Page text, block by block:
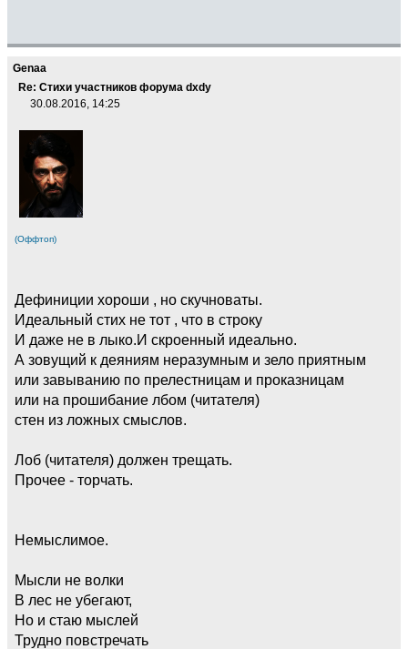
Genaa
Re: Стихи участников форума dxdy
30.08.2016, 14:25
(Оффтоп)
Дефиниции хороши , но скучноваты.
Идеальный стих не тот , что в строку
И даже не в лыко.И скроенный идеально.
А зовущий к деяниям неразумным и зело приятным
или завыванию по прелестницам и проказницам
или на прошибание лбом (читателя)
стен из ложных смыслов.
Лоб (читателя) должен трещать.
Прочее - торчать.
Немыслимое.
Мысли не волки
В лес не убегают,
Но и стаю мыслей
Трудно повстречать